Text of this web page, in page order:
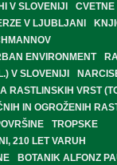
V SLOVENIJI
CVETNE
V LJUBLJANI
ENVIRONMENT
V SLOVENIJI
RASTLINSKIH VRST
IN OGROŽENIH
TROPSKE
210 LET VARUH
BOTANIK ALFONZ